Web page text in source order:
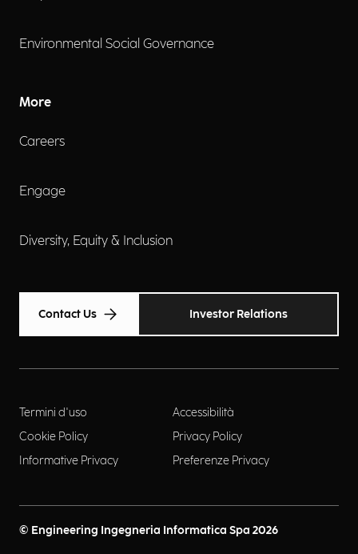
Environmental Social Governance
More
Careers
Engage
Diversity, Equity & Inclusion
Contact Us Investor Relations
Termini d'uso
Accessibilità
Cookie Policy
Privacy Policy
Informative Privacy
Preferenze Privacy
© Engineering Ingegneria Informatica Spa 2026